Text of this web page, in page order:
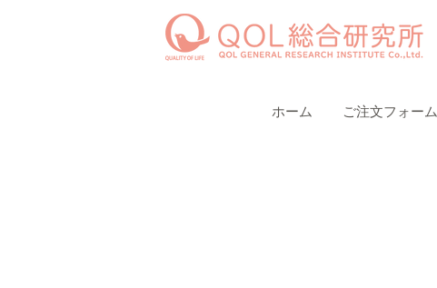
ホーム ご注文フォーム